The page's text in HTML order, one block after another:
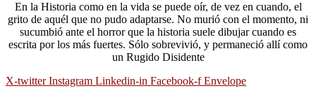
En la Historia como en la vida se puede oír, de vez en cuando, el
grito de aquél que no pudo adaptarse. No murió con el momento, ni
sucumbió ante el horror que la historia suele dibujar cuando es
escrita por los más fuertes. Sólo sobrevivió, y permaneció allí como
un Rugido Disidente
X-twitter Instagram Linkedin-in Facebook-f Envelope